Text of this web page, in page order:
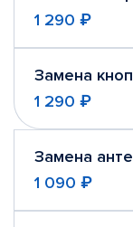
1 290 ₽
Замена
1 290 ₽
Замена
1 090 ₽